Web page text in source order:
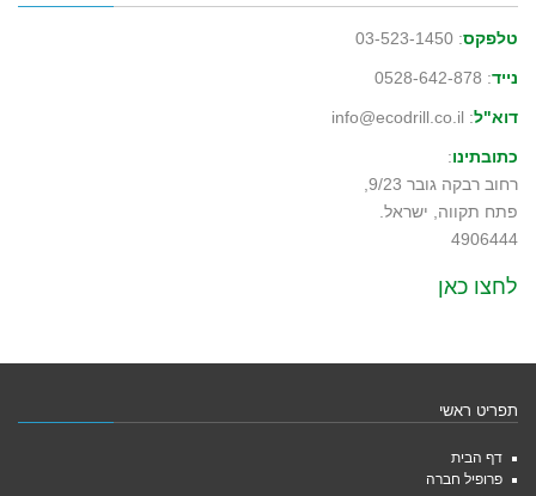
טלפקס: 03-523-1450
נייד: 0528-642-878
דוא"ל: info@ecodrill.co.il
כתובתינו:
רחוב רבקה גובר 9/23,
פתח תקווה, ישראל.
4906444
לחצו כאן
תפריט ראשי
דף הבית
פרופיל חברה